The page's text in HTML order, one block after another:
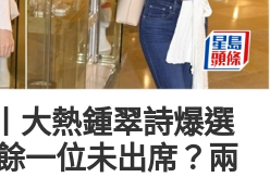
大熱鍾翠詩爆選
一位未出席？兩